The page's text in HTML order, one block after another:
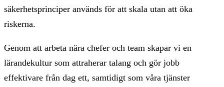
säkerhetsprinciper används för att skala utan att öka
riskerna.
Genom att arbeta nära chefer och team skapar vi en
lärandekultur som attraherar talang och gör jobb
effektivare från dag ett, samtidigt som våra tjänster